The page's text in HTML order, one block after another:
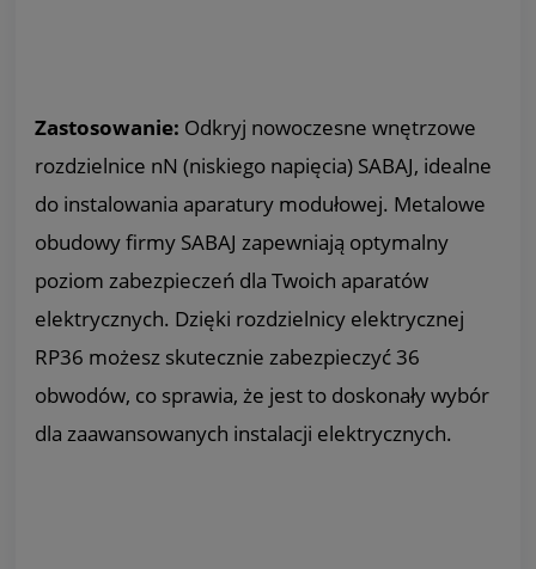
Zastosowanie: Odkryj nowoczesne wnętrzowe
rozdzielnice nN (niskiego napięcia) SABAJ, idealne
do instalowania aparatury modułowej. Metalowe
obudowy firmy SABAJ zapewniają optymalny
poziom zabezpieczeń dla Twoich aparatów
elektrycznych. Dzięki rozdzielnicy elektrycznej
RP36 możesz skutecznie zabezpieczyć 36
obwodów, co sprawia, że jest to doskonały wybór
dla zaawansowanych instalacji elektrycznych.